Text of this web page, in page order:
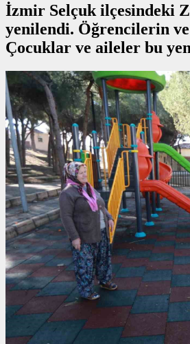
İzmir Selçuk ilçesindeki
yenilendi. Öğrencilerin
Çocuklar ve aileler bu